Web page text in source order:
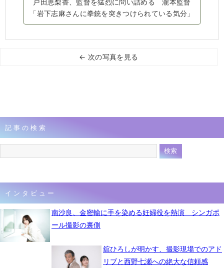
戸田恵梨香、監督を猛烈に問い詰める 瀧本監督
「岩下志麻さんに拳銃を突きつけられている気分」
← 次の写真を見る
記事の検索
インタビュー
南沙良、金密輸に手を染める妊婦役を熱演 シンガポ
ール撮影の裏側
舘ひろしが明かす、撮影現場でのアド
リブと西野七瀬への絶大な信頼感